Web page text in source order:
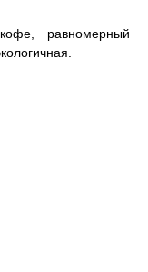
равномерный